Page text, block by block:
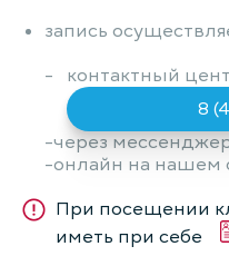
запись
контактный
8
через
онлайн на нашем
При посещении
иметь при себе